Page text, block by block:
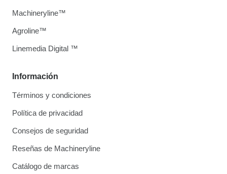
Información
Términos y condiciones
Política de privacidad
Consejos de seguridad
Reseñas de Machineryline
Catálogo de marcas
Machineryline™
Agroline™
Linemedia Digital ™